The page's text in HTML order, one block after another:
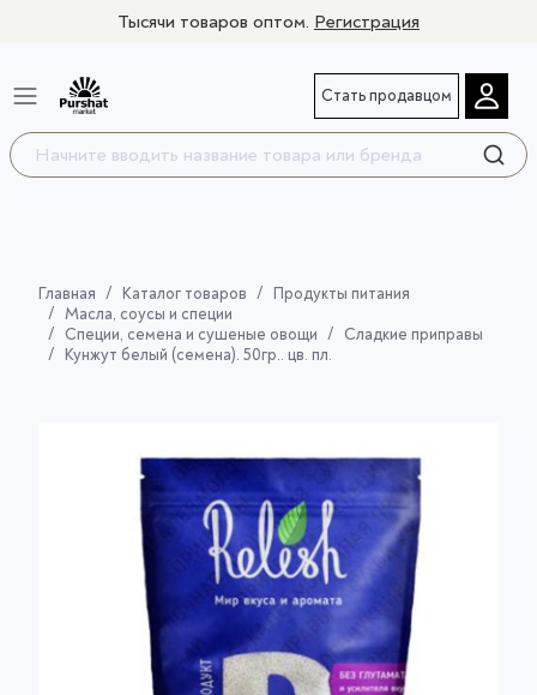
Тысячи товаров оптом. Регистрация
Стать продавцом
Главная Каталог товаров
Продукты питания
Масла, соусы и специи
Специи, семена и сушеные овощи
Сладкие приправы
Кунжут белый (семена). 50гр.. цв. пл.